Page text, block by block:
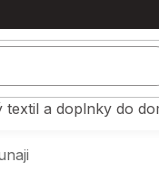
textil a doplnky do